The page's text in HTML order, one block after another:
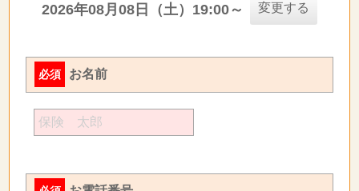
2026年08月08日（土）19:00～ 変更する
必須 お名前